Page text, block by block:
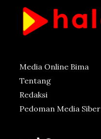
Media Online Bima
Tentang
Redaksi
Pedoman Media Siber